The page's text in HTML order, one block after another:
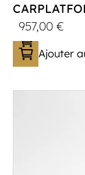
957,00€
Ajouter